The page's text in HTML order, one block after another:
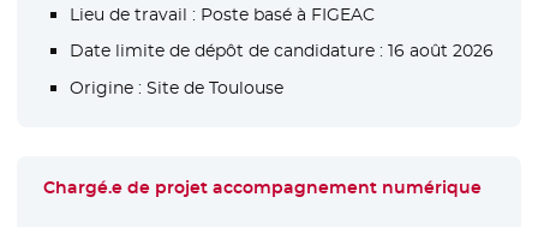
Lieu de travail : Poste basé à FIGEAC
Date limite de dépôt de candidature : 16 août 2026
Origine : Site de Toulouse
Chargé.e de projet accompagnement numérique